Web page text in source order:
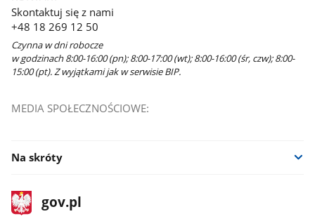
Skontaktuj się z nami
+48 18 269 12 50
Czynna w dni robocze
w godzinach 8:00-16:00 (pn); 8:00-17:00 (wt); 8:00-16:00 (śr, czw); 8:00-
15:00 (pt). Z wyjątkami jak w serwisie BIP.
MEDIA SPOŁECZNOŚCIOWE:
Na skróty
stopka
gov.plStrona
gov.pl